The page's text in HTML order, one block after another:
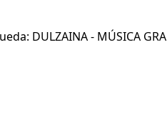
DULZAINA - MÚSICA